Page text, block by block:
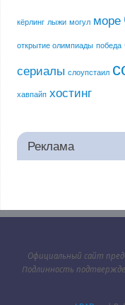
кёрлинг лыжи могул море
открытие олимпиады победа
сериалы слоупстаил
хавпайп хостинг
Реклама
Официальный сайт
Подлинность